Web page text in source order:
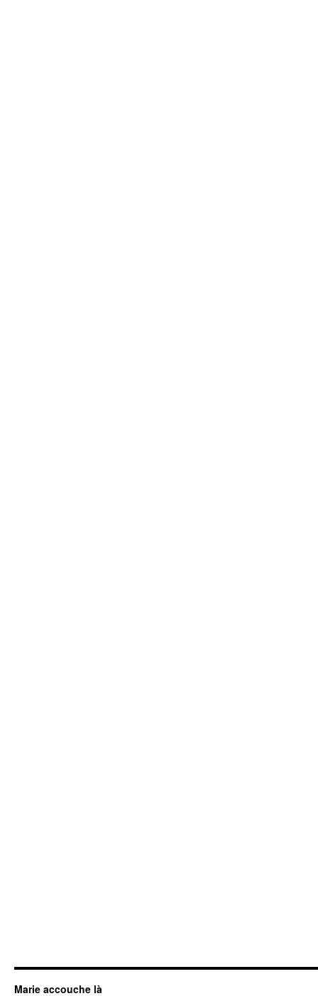
Marie accouche là